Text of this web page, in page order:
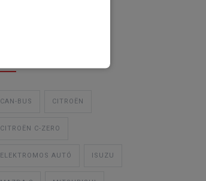
CAN-BUS CITROËN
CITROËN C-ZERO
ELEKTROMOS AUTÓ ISUZU